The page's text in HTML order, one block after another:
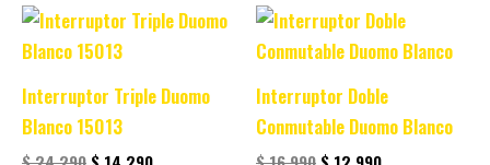
Interruptor Triple Duomo
Blanco 15013
Original
price
was:
Current
price
Interruptor Doble
Conmutable Duomo Blanco
Original
price
was:
Current
price
is: